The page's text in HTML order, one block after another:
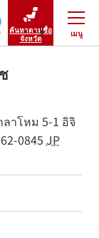
ค้นหาตามชื่อ
จังหวัด
เมนู
ปิดเมนู
าโหม 5-1 อิจิ
0845 JP